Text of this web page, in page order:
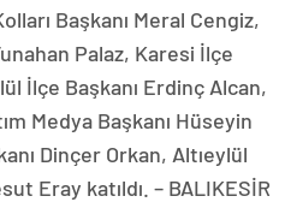
Başkanı Meral Cengiz,
Palaz, Karesi İlçe
İlçe Başkanı Erdinç Alcan,
Medya Başkanı Hüseyin
Dinçer Orkan, Altıeylül
Eray katıldı. – BALIKESİR